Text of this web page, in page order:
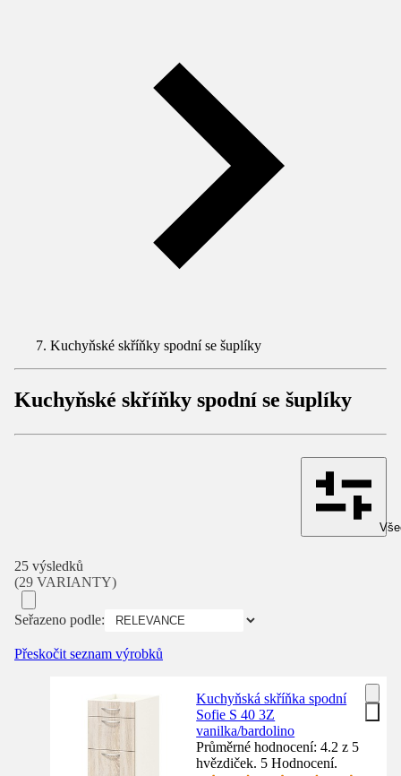
Kuchyňské skříňky spodní se šuplíky
Kuchyňské skříňky spodní se šuplíky
25 výsledků
(29 VARIANTY)
Seřazeno podle:
Přeskočit seznam výrobků
Kuchyňská skříňka spodní
Sofie S 40 3Z
vanilka/bardolino
Průměrné hodnocení: 4.2 z 5
hvězdiček. 5 Hodnocení.